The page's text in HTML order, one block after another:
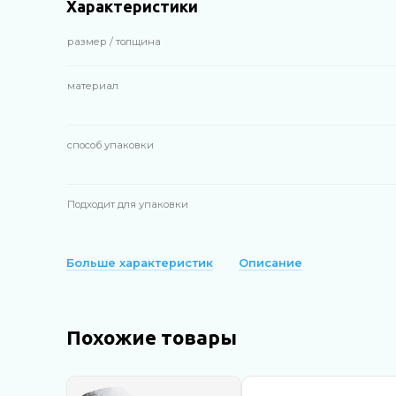
Характеристики
размер / толщина
материал
способ упаковки
Подходит для упаковки
Больше характеристик Описание
Похожие товары